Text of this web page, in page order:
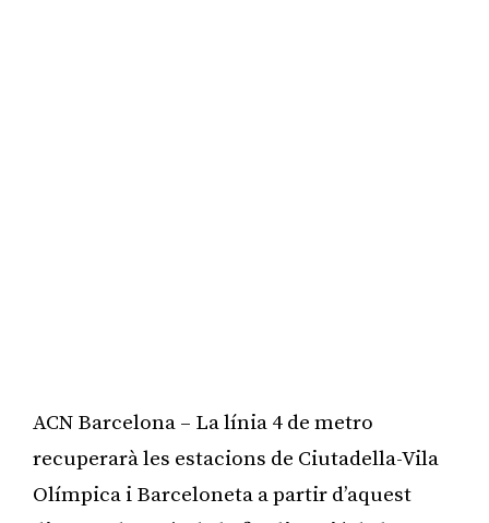
ACN Barcelona – La línia 4 de metro
recuperarà les estacions de Ciutadella-Vila
Olímpica i Barceloneta a partir d’aquest